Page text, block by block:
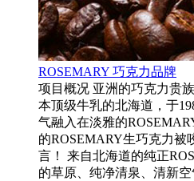
ROSEMARY 巧克力品牌
项目概况 亚洲的巧克力贵
本顶级牛乳的北海道，于
气融入在淡雅的
的ROSEMARY生巧克力被
言！ 来自北海道的纯正
的草原、纯净清泉、清新